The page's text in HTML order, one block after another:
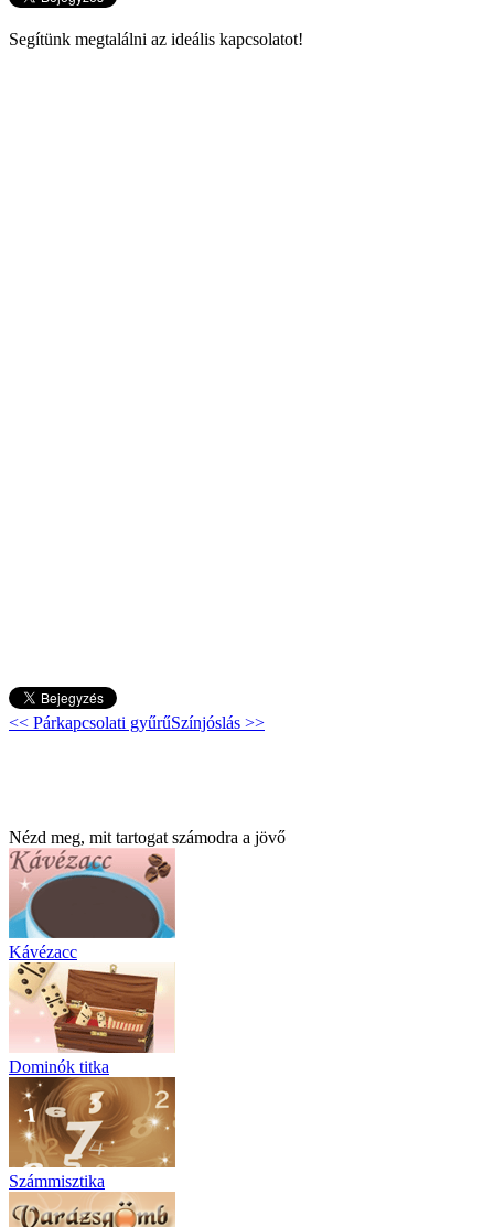
Segítünk megtalálni az ideális kapcsolatot!
<< Párkapcsolati gyűrűSzínjóslás >>
Nézd meg, mit tartogat számodra a jövő
Kávézacc
Dominók titka
Számmisztika